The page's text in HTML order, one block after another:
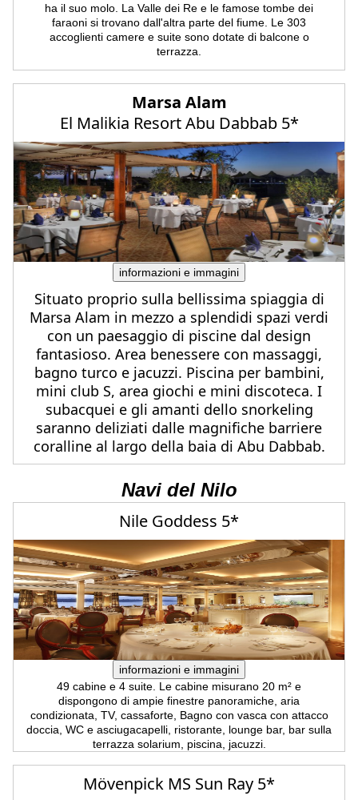
ha il suo molo. La Valle dei Re e le famose tombe dei
faraoni si trovano dall'altra parte del fiume. Le 303
accoglienti camere e suite sono dotate di balcone o
terrazza.
Marsa Alam
El Malikia Resort Abu Dabbab 5*
informazioni e immagini
Situato proprio sulla bellissima spiaggia di
Marsa Alam in mezzo a splendidi spazi verdi
con un paesaggio di piscine dal design
fantasioso. Area benessere con massaggi,
bagno turco e jacuzzi. Piscina per bambini,
mini club S, area giochi e mini discoteca. I
subacquei e gli amanti dello snorkeling
saranno deliziati dalle magnifiche barriere
coralline al largo della baia di Abu Dabbab.
Navi del Nilo
Nile Goddess 5*
informazioni e immagini
49 cabine e 4 suite. Le cabine misurano 20 m² e
dispongono di ampie finestre panoramiche, aria
condizionata, TV, cassaforte, Bagno con vasca con attacco
doccia, WC e asciugacapelli, ristorante, lounge bar, bar sulla
terrazza solarium, piscina, jacuzzi.
Mövenpick MS Sun Ray 5*